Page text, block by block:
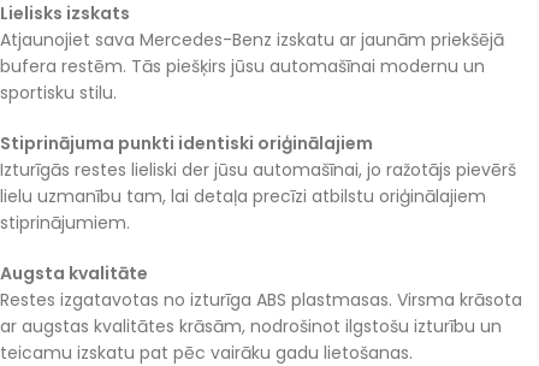
Lielisks izskats
Atjaunojiet sava Mercedes-Benz izskatu ar jaunām priekšējā
bufera restēm. Tās piešķirs jūsu automašīnai modernu un
sportisku stilu.
Stiprinājuma punkti identiski oriģinālajiem
Izturīgās restes lieliski der jūsu automašīnai, jo ražotājs pievērš
lielu uzmanību tam, lai detaļa precīzi atbilstu oriģinālajiem
stiprinājumiem.
Augsta kvalitāte
Restes izgatavotas no izturīga ABS plastmasas. Virsma krāsota
ar augstas kvalitātes krāsām, nodrošinot ilgstošu izturību un
teicamu izskatu pat pēc vairāku gadu lietošanas.